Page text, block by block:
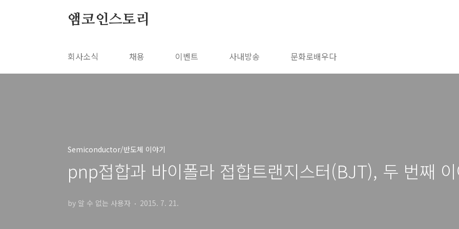
앰코인스토리
회사소식 채용 이벤트 사내방송 문화로배우다
Semiconductor/반도체 이야기
pnp접합과 바이폴라 접합트랜지스터(BJT), 두 번째
by 알 수 없는 사용자 2015. 7. 21.